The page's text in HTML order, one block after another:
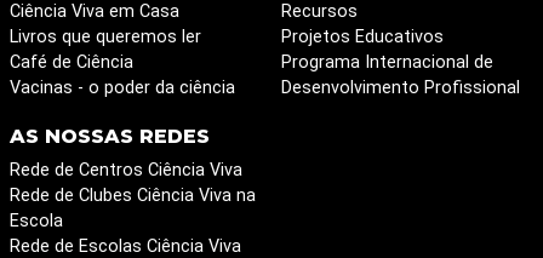
Ciência Viva em Casa
Livros que queremos ler
Café de Ciência
Vacinas - o poder da ciência
Recursos
Projetos Educativos
Programa Internacional de
Desenvolvimento Profissional
AS NOSSAS REDES
Rede de Centros Ciência Viva
Rede de Clubes Ciência Viva na
Escola
Rede de Escolas Ciência Viva